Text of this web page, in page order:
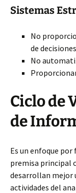
Sistemas
No
de
No
Ciclo de
de
Es un enfoque por
premisa principal
desarrollan mejor
actividades del